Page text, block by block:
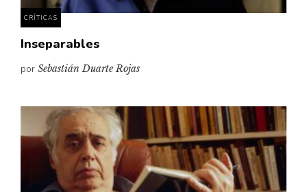
CRÍTICAS
Inseparables
por Sebastián Duarte Rojas